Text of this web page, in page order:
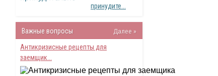
принудите...
Важные вопросы
Далее »
Антикризисные рецепты для
заемщик...